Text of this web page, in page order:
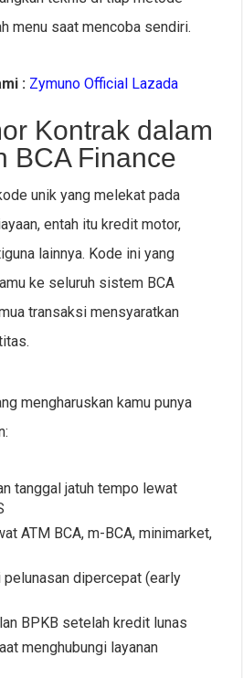
menu saat mencoba sendiri.
: Zymuno Official Lazada
Kontrak dalam
BCA Finance
unik yang melekat pada
entah itu kredit motor,
lainnya. Kode ini yang
ke seluruh sistem BCA
transaksi mensyaratkan
mengharuskan kamu punya
tanggal jatuh tempo lewat
ATM BCA, m-BCA, minimarket,
dipercepat (early
BPKB setelah kredit lunas
menghubungi layanan